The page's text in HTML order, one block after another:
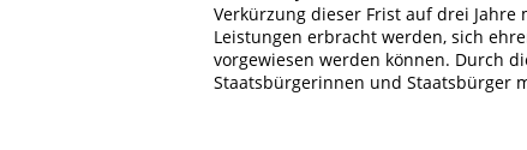
Verkürzung dieser Frist auf drei
Leistungen erbracht werden, sich
vorgewiesen werden können. Durch
Staatsbürgerinnen und Staatsbürger